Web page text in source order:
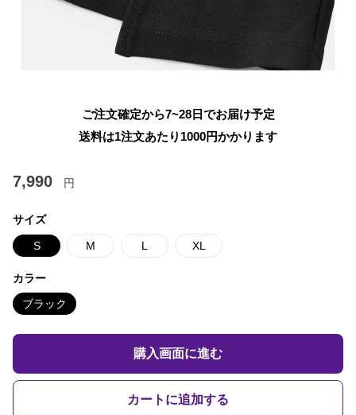
ご注文確定から7~28日でお届け予定
送料は1注文あたり 1000円かかります
7,990 円
サイズ
S M L XL
カラー
ブラック
購入画面に進む
カートに追加する